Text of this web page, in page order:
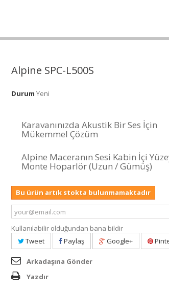
Alpine SPC-L500S
Durum Yeni
Karavanınızda Akustik Bir Ses İçin
Mükemmel Çözüm
Alpine Maceranın Sesi Kabin İçi
Monte Hoparlör (Uzun / Gümüş)
Bu ürün artık stokta bulunmamaktadır
Kullanılabilir olduğundan bana bildir
Tweet
Paylaş Google+
Arkadaşına Gönder
Yazdır